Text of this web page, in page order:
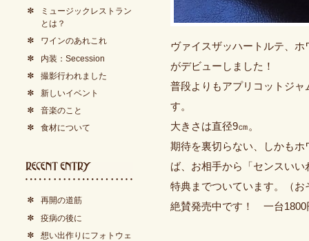
ヴァイスザッハートルテ、
がデビューしました！
普段よりもアプリコットジ
す。
大きさは直径9㎝。
期待を裏切らない、しかも
ば、お相手から「センスい
特典までついています。（お
絶賛発売中です！ 一台1800
ミュージックレストラン
とは？
ワインのあれこれ
内装：Secession
撮影行われました
新しいイベント
音楽のこと
食材について
再開の道筋
疫病の後に
想い出作りにフォトウェ